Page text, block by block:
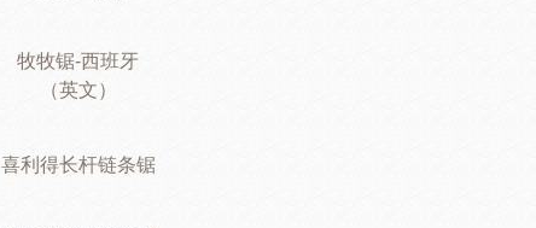
牧牧锯-西班牙
（英文）
喜利得长杆链条锯